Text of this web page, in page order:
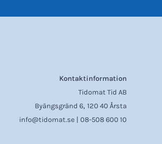
Kontaktinformation
Tidomat Tid AB
Byängsgränd 6, 120 40 Årsta
info@tidomat.se |
08-508 600 10